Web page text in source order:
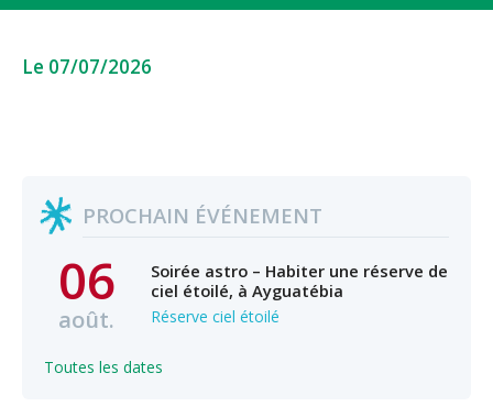
Le 07/07/2026
PROCHAIN ÉVÉNEMENT
06
août.
Soirée astro – Habiter une réserve de
ciel étoilé, à Ayguatébia
Réserve ciel étoilé
Toutes les dates